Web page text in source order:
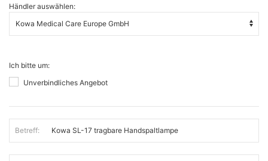
Händler auswählen:
Ich bitte um:
Unverbindliches Angebot
Betreff: